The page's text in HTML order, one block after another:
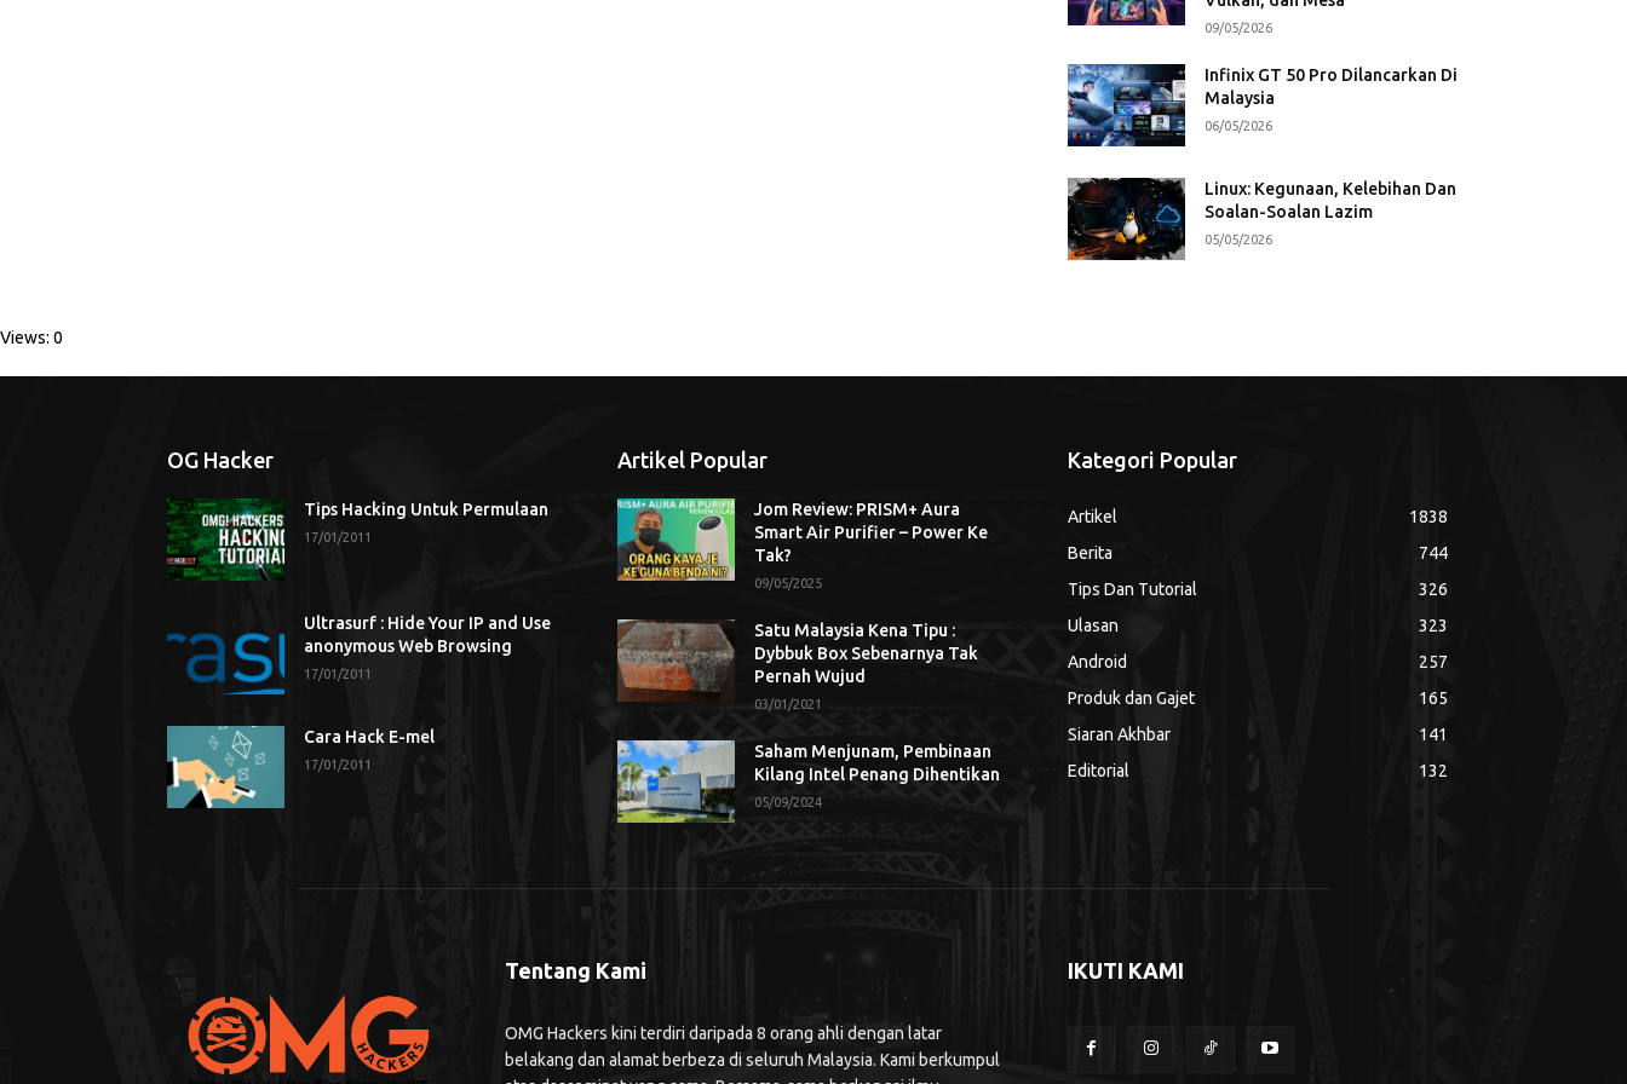
09/05/2026
Infinix GT 50 Pro Dilancarkan Di
Malaysia
06/05/2026
Linux: Kegunaan, Kelebihan Dan
Soalan-Soalan Lazim
05/05/2026
Views: 0
OG Hacker
Tips Hacking Untuk Permulaan
17/01/2011
Ultrasurf : Hide Your IP and Use
anonymous Web Browsing
17/01/2011
Cara Hack E-mel
17/01/2011
Artikel Popular
Jom Review: PRISM+ Aura
Smart Air Purifier – Power Ke
Tak?
09/05/2025
Satu Malaysia Kena Tipu :
Dybbuk Box Sebenarnya Tak
Pernah Wujud
03/01/2021
Saham Menjunam, Pembinaan
Kilang Intel Penang Dihentikan
05/09/2024
Kategori Popular
Artikel
1838
Berita
744
Tips Dan Tutorial
326
Ulasan
323
Android
257
Produk dan Gajet
165
Siaran Akhbar
141
Editorial
132
Tentang Kami
OMG Hackers kini terdiri daripada 8 orang ahli dengan latar
belakang dan alamat berbeza di seluruh Malaysia. Kami berkumpul
IKUTI KAMI